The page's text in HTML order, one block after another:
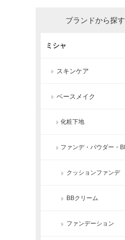
ブランドから探す
ミシャ
スキンケア
ベースメイク
化粧下地
ファンデ・パウダー・
クッションファンデ
BBクリーム
ファンデーション